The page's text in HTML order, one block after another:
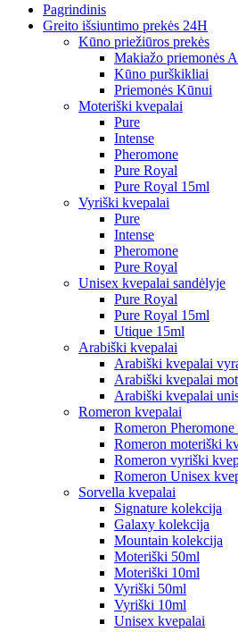
Pagrindinis
Greito išsiuntimo prekės 24H
Kūno priežiūros prekės
Makiažo priemonės
Kūno purškikliai
Priemonės Kūnui
Moteriški kvepalai
Pure
Intense
Pheromone
Pure Royal
Pure Royal 15ml
Vyriški kvepalai
Pure
Intense
Pheromone
Pure Royal
Unisex kvepalai sandėlyje
Pure Royal
Pure Royal 15ml
Utique 15ml
Arabiški kvepalai
Arabiški kvepalai
Arabiški kvepalai
Arabiški kvepalai
Romeron kvepalai
Romeron Pheromone
Romeron moteriški
Romeron vyriški
Romeron Unisex
Sorvella kvepalai
Signature kolekcija
Galaxy kolekcija
Mountain kolekcija
Moteriški 50ml
Moteriški 10ml
Vyriški 50ml
Vyriški 10ml
Unisex kvepalai